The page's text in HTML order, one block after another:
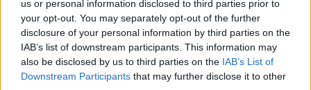
us or personal information disclosed to third parties prior to
your opt-out. You may separately opt-out of the further
disclosure of your personal information by third parties on the
IAB’s list of downstream participants. This information may
also be disclosed by us to third parties on the IAB’s List of
Downstream Participants that may further disclose it to other